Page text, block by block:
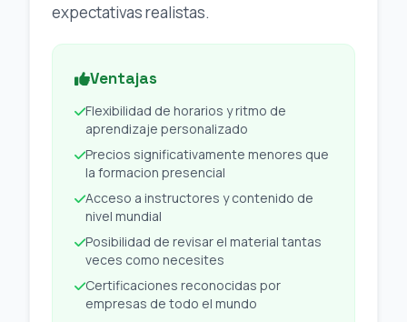
expectativas realistas.
Ventajas
Flexibilidad de horarios y ritmo de
aprendizaje personalizado
Precios significativamente menores que
la formacion presencial
Acceso a instructores y contenido de
nivel mundial
Posibilidad de revisar el material tantas
veces como necesites
Certificaciones reconocidas por
empresas de todo el mundo